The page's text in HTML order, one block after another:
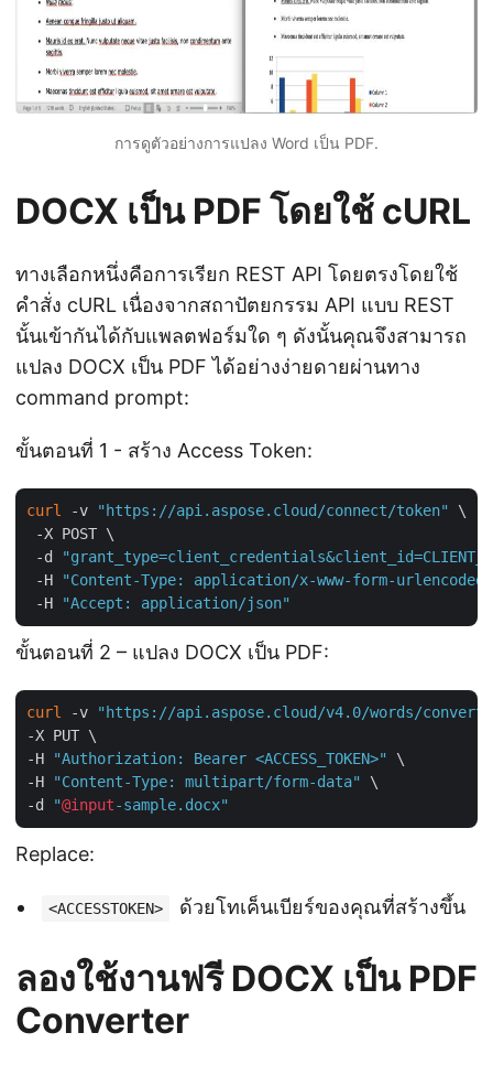
การดูตัวอย่างการแปลง Word เป็น PDF.
DOCX เป็น PDF โดยใช้ cURL
ทางเลือกหนึ่งคือการเรียก REST API โดยตรงโดยใช้
คำสั่ง cURL เนื่องจากสถาปัตยกรรม API แบบ REST
นั้นเข้ากันได้กับแพลตฟอร์มใด ๆ ดังนั้นคุณจึงสามารถ
แปลง DOCX เป็น PDF ได้อย่างง่ายดายผ่านทาง
command prompt:
ขั้นตอนที่ 1 - สร้าง Access Token:
curl -v "https://api.aspose.cloud/connect/token"
\
-X POST \
-d
-H
"Content-Type: application/x-www-form-urlencoded"
-H
"Accept: application/json"
ขั้นตอนที่ 2 – แปลง DOCX เป็น PDF:
curl -v
"https://api.aspose.cloud/v4.0/words/
-X PUT \
-H
"Authorization: Bearer <ACCESS_TOKEN>"
\
-H
"Content-Type: multipart/form-data"
\
-d
"@input-sample.docx"
Replace:
<ACCESSTOKEN> ด้วยโทเค็นเบียร์ของคุณที่สร้างขึ้น
ลองใช้งานฟรี DOCX เป็น PDF
Converter